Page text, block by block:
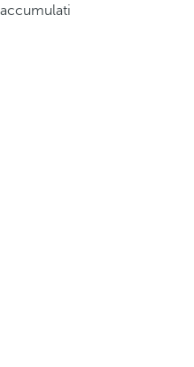
accumulati